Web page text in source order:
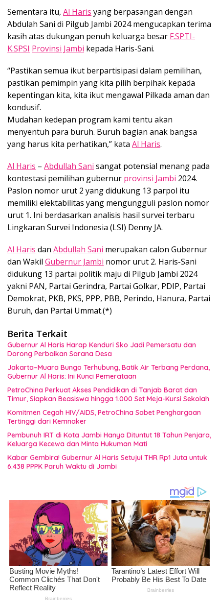
Sementara itu, Al Haris yang berpasangan dengan
Abdulah Sani di Pilgub Jambi 2024 mengucapkan terima
kasih atas dukungan penuh keluarga besar F.SPTI-
K.SPSI Provinsi Jambi kepada Haris-Sani.
“Pastikan semua ikut berpartisipasi dalam pemilihan,
pastikan pemimpin yang kita pilih berpihak kepada
kepentingan kita, kita ikut mengawal Pilkada aman dan
kondusif.
Mudahan kedepan program kami tentu akan
menyentuh para buruh. Buruh bagian anak bangsa
yang harus kita perhatikan,” kata Al Haris.
Al Haris – Abdullah Sani sangat potensial menang pada
kontestasi pemilihan gubernur provinsi Jambi 2024.
Paslon nomor urut 2 yang didukung 13 parpol itu
memiliki elektabilitas yang mengungguli paslon nomor
urut 1. Ini berdasarkan analisis hasil survei terbaru
Lingkaran Survei Indonesia (LSI) Denny JA.
Al Haris dan Abdullah Sani merupakan calon Gubernur
dan Wakil Gubernur Jambi nomor urut 2. Haris-Sani
didukung 13 partai politik maju di Pilgub Jambi 2024
yakni PAN, Partai Gerindra, Partai Golkar, PDIP, Partai
Demokrat, PKB, PKS, PPP, PBB, Perindo, Hanura, Partai
Buruh, dan Partai Ummat.(*)
Berita Terkait
Gubernur Al Haris Harap Kenduri Sko Jadi Pemersatu dan
Dorong Perbaikan Sarana Desa
Jakarta–Muara Bungo Terhubung, Batik Air Terbang Perdana,
Gubernur Al Haris: Ini Kunci Pemerataan
PetroChina Perkuat Akses Pendidikan di Tanjab Barat dan
Timur, Siapkan Beasiswa hingga 1.000 Set Meja-Kursi Sekolah
Komitmen Cegah HIV/AIDS, PetroChina Sabet Penghargaan
Tertinggi dari Kemnaker
Pembunuh IRT di Kota Jambi Hanya Dituntut 18 Tahun Penjara,
Keluarga Kecewa dan Minta Hukuman Mati
Kabar Gembira! Gubernur Al Haris Setujui THR Rp1 Juta untuk
6.438 PPPK Paruh Waktu di Jambi